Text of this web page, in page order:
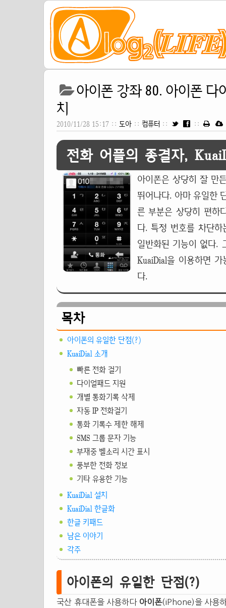
아이폰 강좌 80. 아이폰 다
치
2010/11/28 15:17 :: 도아 :: 컴퓨터 :: ::
전화 어플의 종결자,
아이폰은 상당히 잘 만
뛰어나다. 아마 유일한
른 부분은 상당히 편하
다. 특정 번호를 차단
일반화된 기능이 없다.
KuaiDial을 이용하면
다.
목차
아이폰의 유일한 단점(?)
KuaiDial 소개
빠른 전화 걸기
다이얼패드 지원
개별 통화기록 삭제
자동 IP 전화걸기
통화 기록수 제한 해제
SMS 그룹 문자 기능
부재중 벨소리 시간 표시
풍부한 전화 정보
기타 유용한 기능
KuaiDial 설치
KuaiDial 한글화
한글 키패드
남은 이야기
각주
아이폰의 유일한 단점(?)
국산 휴대폰을 사용하다 아이폰(iPhone)을 사용